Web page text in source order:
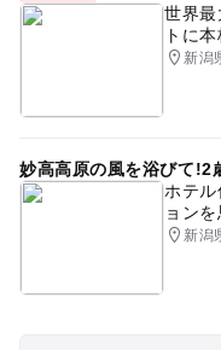
世界最
トに
新潟
妙高高原の風を浴びて!2
ホテ
ョン
新潟